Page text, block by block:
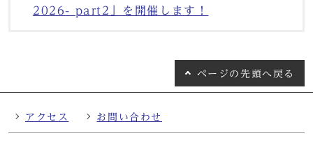
2026- part2」を開催します！
ページの 先頭へ戻る
アクセス お問い合わせ